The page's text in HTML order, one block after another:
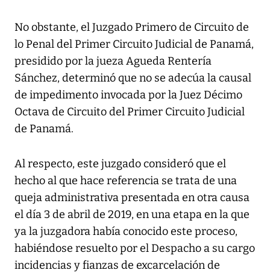
No obstante, el Juzgado Primero de Circuito de
lo Penal del Primer Circuito Judicial de Panamá,
presidido por la jueza Agueda Rentería
Sánchez, determinó que no se adecúa la causal
de impedimento invocada por la Juez Décimo
Octava de Circuito del Primer Circuito Judicial
de Panamá.
Al respecto, este juzgado consideró que el
hecho al que hace referencia se trata de una
queja administrativa presentada en otra causa
el día 3 de abril de 2019, en una etapa en la que
ya la juzgadora había conocido este proceso,
habiéndose resuelto por el Despacho a su cargo
incidencias y fianzas de excarcelación de